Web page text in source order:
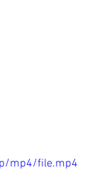
mp4/file.mp4